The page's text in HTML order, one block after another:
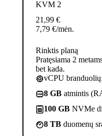
KVM 2
21,99 €
7,79 €/mėn.
Rinktis planą
Pratęsiama 2
bet kada.
vCPU branduolių:
8 GB atmintis
100 GB NVMe
8 TB duomenų